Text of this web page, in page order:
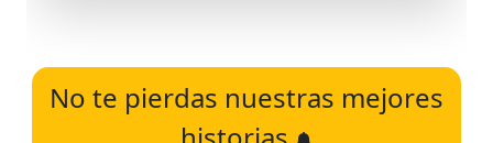
No te pierdas nuestras mejores